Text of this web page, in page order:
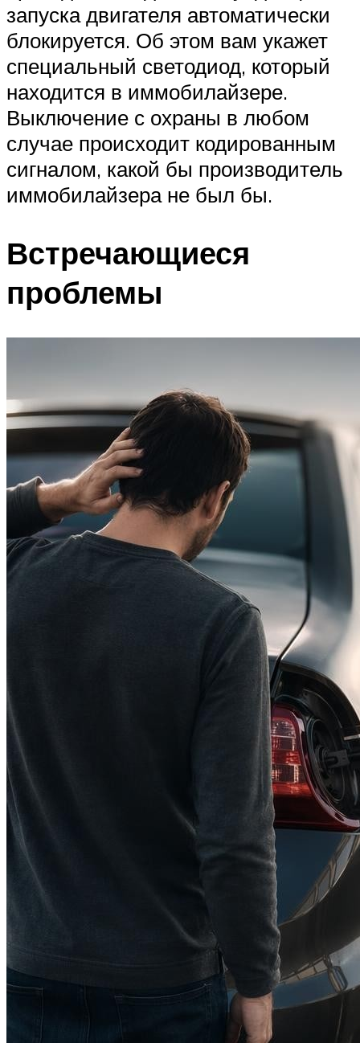
запуска двигателя автоматически
блокируется. Об этом вам укажет
специальный светодиод, который
находится в иммобилайзере.
Выключение с охраны в любом
случае происходит кодированным
сигналом, какой бы производитель
иммобилайзера не был бы.
Встречающиеся
проблемы